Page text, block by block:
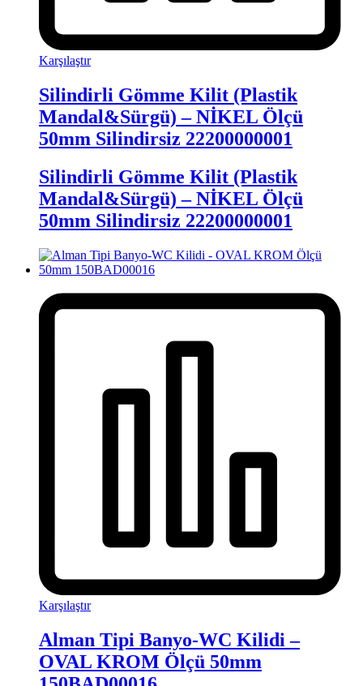
Karşılaştır
Silindirli Gömme Kilit (Plastik
Mandal&Sürgü) – NİKEL Ölçü
50mm Silindirsiz 22200000001
Silindirli Gömme Kilit (Plastik
Mandal&Sürgü) – NİKEL Ölçü
50mm Silindirsiz 22200000001
Karşılaştır
Alman Tipi Banyo-WC Kilidi –
OVAL KROM Ölçü 50mm